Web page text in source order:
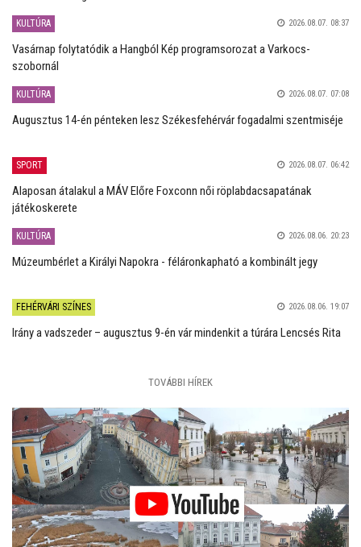
KULTÚRA 2026.08.07. 08:37
Vasárnap folytatódik a Hangból Kép programsorozat a Varkocs-
szobornál
KULTÚRA 2026.08.07. 07:08
Augusztus 14-én pénteken lesz Székesfehérvár fogadalmi szentmiséje
SPORT 2026.08.07. 06:42
Alaposan átalakul a MÁV Előre Foxconn női röplabdacsapatának
játékoskerete
KULTÚRA 2026.08.06. 20:23
Múzeumbérlet a Királyi Napokra - féláronkapható a kombinált jegy
FEHÉRVÁRI SZÍNES 2026.08.06. 19:07
Irány a vadszeder – augusztus 9-én vár mindenkit a túrára Lencsés Rita
TOVÁBBI HÍREK